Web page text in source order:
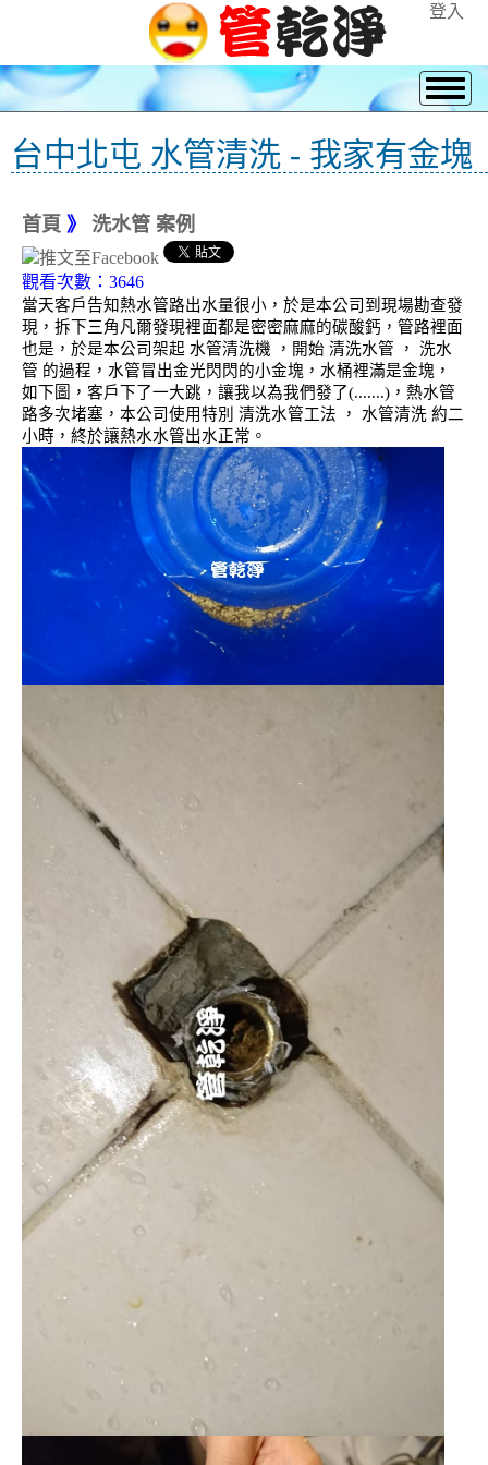
登入
台中北屯 水管清洗 - 我家有金塊
首頁 》 洗水管 案例
觀看次數：3646
當天客戶告知熱水管路出水量很小，於是本公司到現場勘查發
現，拆下三角凡爾發現裡面都是密密麻麻的碳酸鈣，管路裡面
也是，於是本公司架起 水管清洗機 ，開始 清洗水管 ， 洗水
管 的過程，水管冒出金光閃閃的小金塊，水桶裡滿是金塊，
如下圖，客戶下了一大跳，讓我以為我們發了(.......)，熱水管
路多次堵塞，本公司使用特別 清洗水管工法 ， 水管清洗 約二
小時，終於讓熱水水管出水正常。